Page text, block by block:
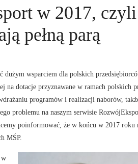
w 2017, czyli
pełną parą
dużym wsparciem dla polskich
na dotacje przyznawane w ramach polskich
programów i realizacji naborów,
problemu na naszym serwisie
poinformować, że w końcu w 2017 roku
MŚP.
w